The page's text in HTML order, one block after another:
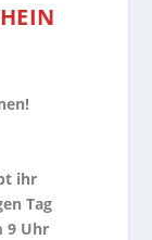
ihr
Tag
9 Uhr